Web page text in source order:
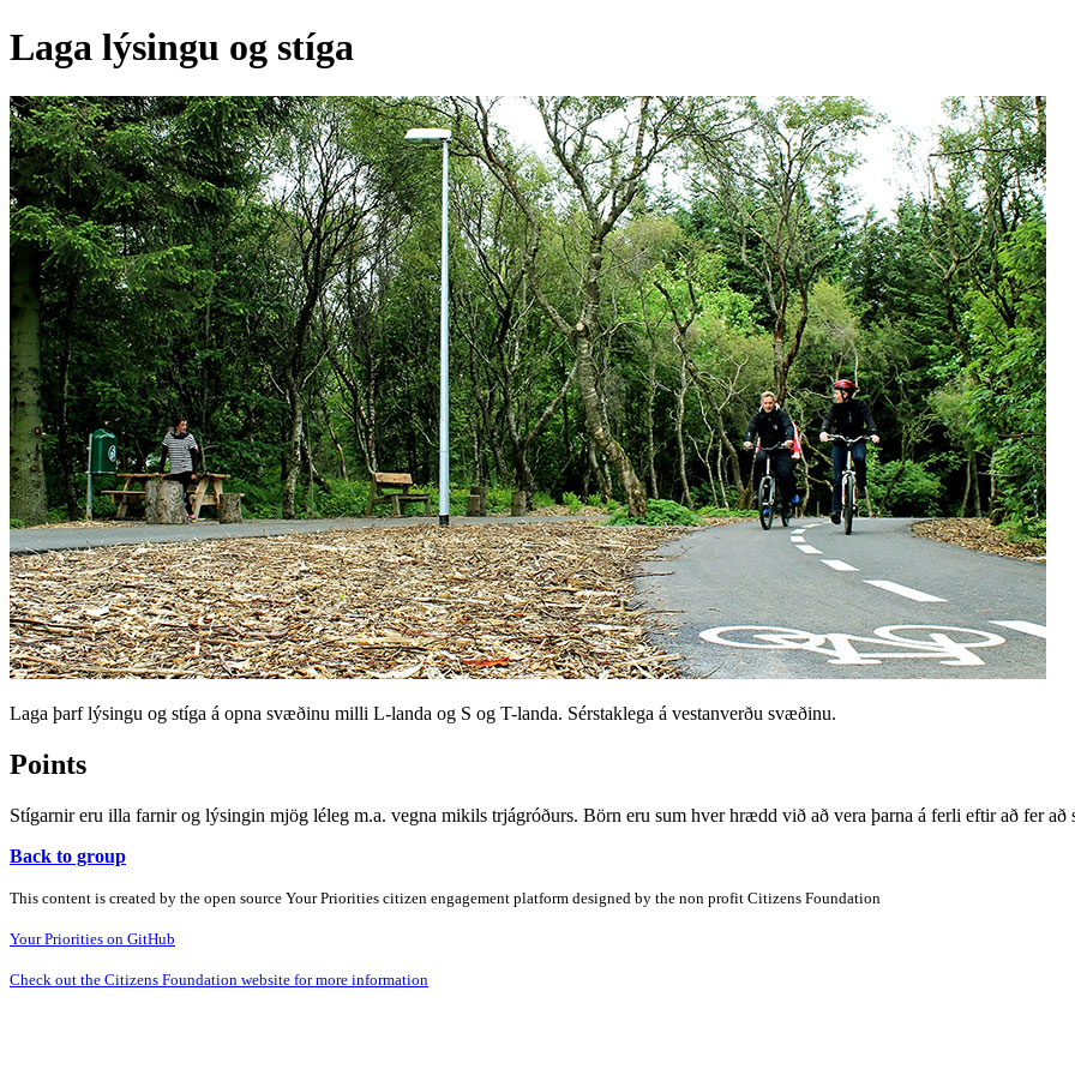
Laga lýsingu og stíga
Laga þarf lýsingu og stíga á opna svæðinu milli L-landa og S og T-landa. Sérstaklega á vestanverðu svæðinu.
Points
Stígarnir eru illa farnir og lýsingin mjög léleg m.a. vegna mikils trjágróðurs. Börn eru sum hver hrædd við að vera þarna á ferli eftir að fer að
Back to group
This content is created by the open source Your Priorities citizen engagement platform designed by the non profit Citizens Foundation
Your Priorities on GitHub
Check out the Citizens Foundation website for more information